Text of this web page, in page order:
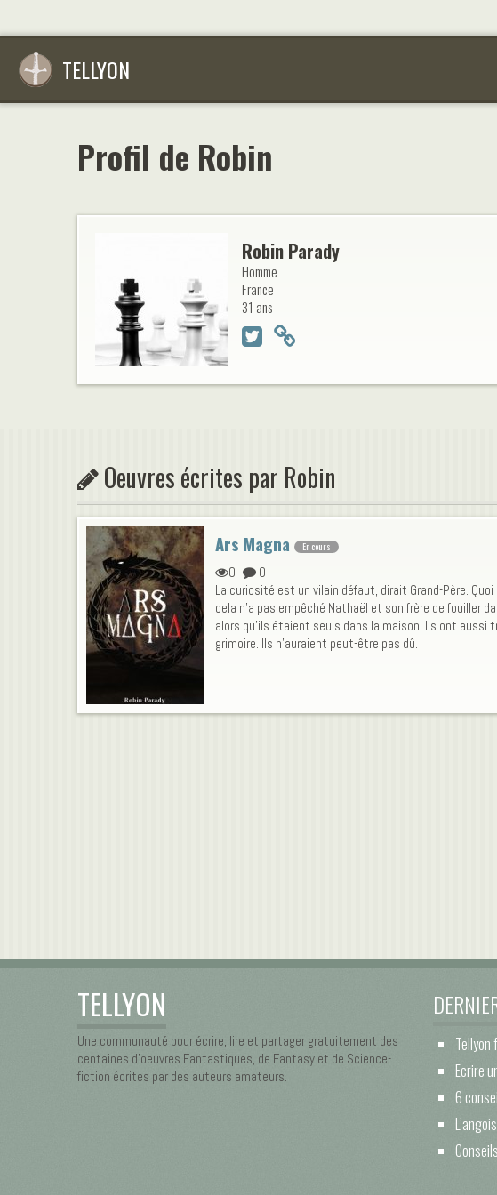
TELLYON
Profil de Robin
Robin Parady
Homme
France
31 ans
Oeuvres écrites par Robin
Ars Magna En cours
0
0
La curiosité est un vilain défaut, dirait Grand-Père.
cela n'a pas empêché Nathaël et son frère de fouiller
alors qu'ils étaient seuls dans la maison. Ils ont aussi
grimoire. Ils n'auraient peut-être pas dû.
TELLYON
Une communauté pour écrire, lire et partager gratuitement des
centaines d’oeuvres Fantastiques, de Fantasy et de Science-
fiction écrites par des auteurs amateurs.
Tellyon
Ecrire
6